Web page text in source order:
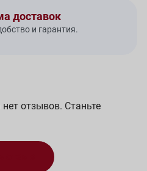
доставок
и гарантия.
отзывов. Станьте